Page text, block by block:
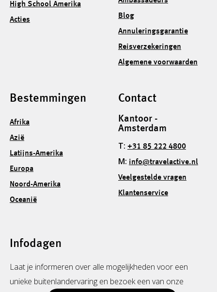
High School Amerika
Acties
Blog
Annuleringsgarantie
Reisverzekeringen
Algemene voorwaarden
Bestemmingen
Afrika
Azië
Latijns-Amerika
Europa
Noord-Amerika
Oceanië
Contact
Kantoor -
Amsterdam
T: +31 85 222 4800
M: info@travelactive.nl
Veelgestelde vragen
Klantenservice
Infodagen
Laat je informeren over alle mogelijkheden voor een
unieke buitenlandervaring en bezoek een van onze